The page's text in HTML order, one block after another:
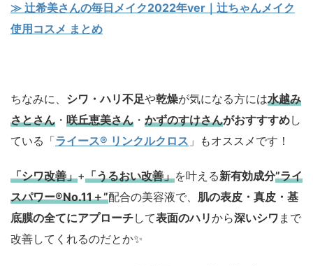
≫ 辻希美さんの毎日メイク2022年ver｜辻ちゃんメイク
使用コスメ まとめ
ちなみに、 シワ・ハリ不足や乾燥が気になる方には水越み
さとさん ・ 咲丘恵美さん ・ かずのすけさんがおすすすめし
ている「ライース® リンクルクロス 」もオススメです！
「シワ改善」+「うるおい改善」を叶える新有効成分”ライ
スパワー®No.11＋”配合の美容液で、 肌の表皮・真皮・基
底膜の全てにアプローチして表面のハリから深いシワ まで
改善してくれるのだとか✨